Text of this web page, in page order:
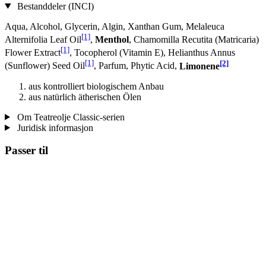
Bestanddeler (INCI)
Aqua, Alcohol, Glycerin, Algin, Xanthan Gum, Melaleuca
Alternifolia Leaf Oil[1], Menthol, Chamomilla Recutita (Matricaria)
Flower Extract[1], Tocopherol (Vitamin E), Helianthus Annus
(Sunflower) Seed Oil[1], Parfum, Phytic Acid, Limonene[2]
aus kontrolliert biologischem Anbau
aus natürlich ätherischen Ölen
Om Teatreolje Classic-serien
Juridisk informasjon
Passer til